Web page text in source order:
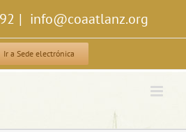
| info@coaatlanz.org
Ir a Sede electrónica